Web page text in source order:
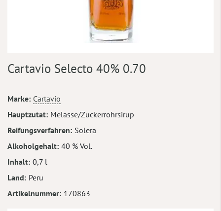
Anfang
springen
Cartavio Selecto 40% 0.70
Mehr
Informationen
Marke Cartavio
Hauptzutat Melasse/Zuckerrohrsirup
Reifungsverfahren Solera
Alkoholgehalt 40 % Vol.
Inhalt 0,7 l
Land Peru
Artikelnummer 170863